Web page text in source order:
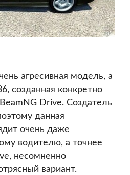
агресивная модель, а
созданная конкретно
Drive. Создатель
данная
очень даже
водителю, а точнее
несомненно
вариант.